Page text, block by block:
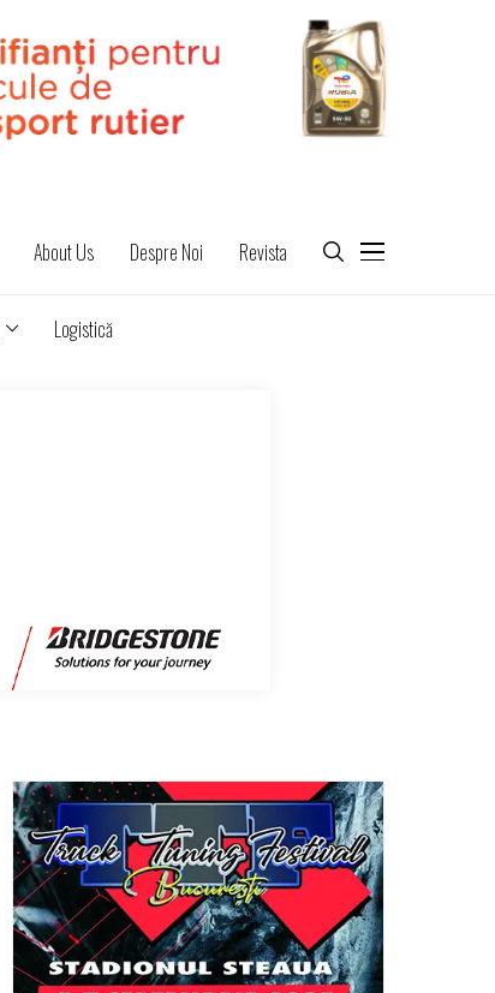
About Us Despre Noi Revista
Logistică